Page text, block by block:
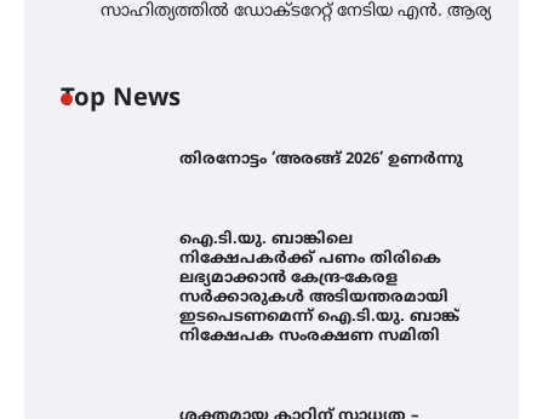
സാഹിത്യത്തിൽ ഡോക്ടറേറ്റ് നേടിയ എൻ. ആര്യ
Top News
തിരനോട്ടം ‘അരങ്ങ് 2026’ ഉണർന്നു
ഐ.ടി.യു. ബാങ്കിലെ
നിക്ഷേപകർക്ക് പണം തിരികെ
ലഭ്യമാക്കാൻ കേന്ദ്ര-കേരള
സർക്കാരുകൾ അടിയന്തരമായി
ഇടപെടണമെന്ന് ഐ.ടി.യു. ബാങ്ക്
നിക്ഷേപക സംരക്ഷണ സമിതി